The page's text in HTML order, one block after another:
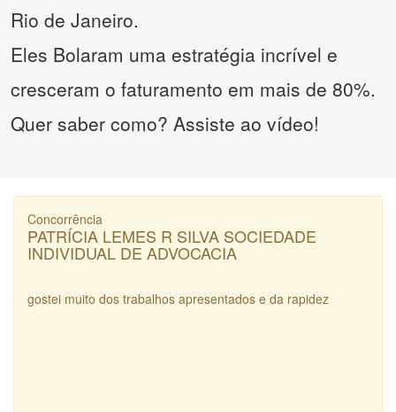
Rio de Janeiro.
Eles Bolaram uma estratégia incrível e
cresceram o faturamento em mais de 80%.
Quer saber como? Assiste ao vídeo!
Concorrência
PATRÍCIA LEMES R SILVA SOCIEDADE
INDIVIDUAL DE ADVOCACIA
gostei muito dos trabalhos apresentados e da rapidez